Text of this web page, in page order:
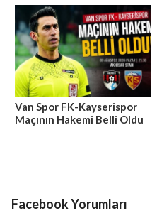
Van Spor FK-Kayserispor
Maçının Hakemi Belli Oldu
Facebook Yorumları